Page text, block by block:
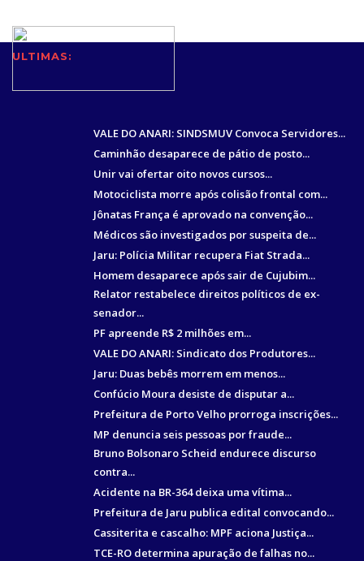
ULTIMAS:
VALE DO ANARI: SINDSMUV Convoca Servidores...
Caminhão desaparece de pátio de posto...
Unir vai ofertar oito novos cursos...
Motociclista morre após colisão frontal com...
Jônatas França é aprovado na convenção...
Médicos são investigados por suspeita de...
Jaru: Polícia Militar recupera Fiat Strada...
Homem desaparece após sair de Cujubim...
Relator restabelece direitos políticos de ex-
senador...
PF apreende R$ 2 milhões em...
VALE DO ANARI: Sindicato dos Produtores...
Jaru: Duas bebês morrem em menos...
Confúcio Moura desiste de disputar a...
Prefeitura de Porto Velho prorroga inscrições...
MP denuncia seis pessoas por fraude...
Bruno Bolsonaro Scheid endurece discurso
contra...
Acidente na BR-364 deixa uma vítima...
Prefeitura de Jaru publica edital convocando...
Cassiterita e cascalho: MPF aciona Justiça...
TCE-RO determina apuração de falhas no...